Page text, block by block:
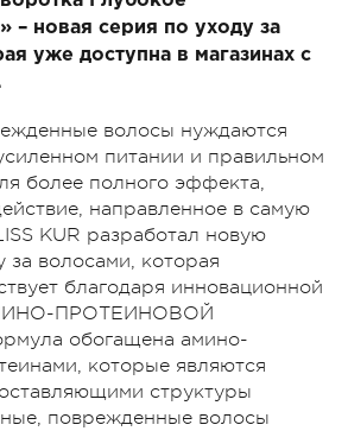
– новая серия по уходу за
уже доступна в магазинах с
волосы нуждаются
питании и правильном
более полного эффекта,
направленное в самую
KUR разработал новую
за волосами, которая
благодаря инновационной
ПРОТЕИНОВОЙ
обогащена амино-
которые являются
структуры
поврежденные волосы